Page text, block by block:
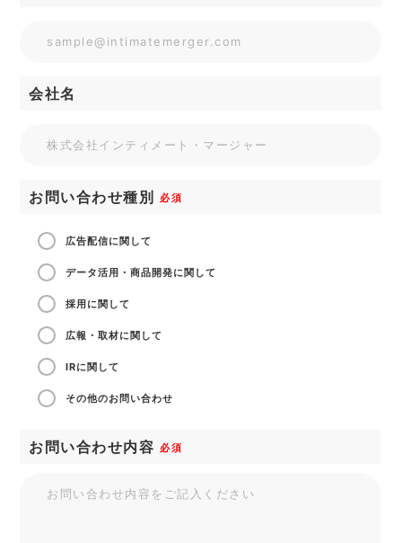
会社名
お問い合わせ種別 必須
広告配信に関して
データ活用・商品開発に関して
採用に関して
広報・取材に関して
IRに関して
その他のお問い合わせ
お問い合わせ内容 必須